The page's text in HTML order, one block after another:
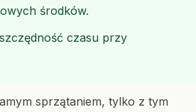
środków.
czasu przy
sprzątaniem, tylko z tym